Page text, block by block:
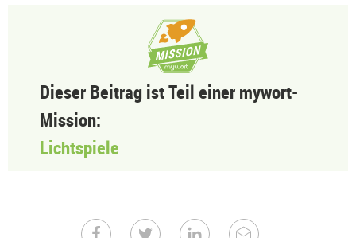
Dieser Beitrag ist Teil einer mywort-
Mission:
Lichtspiele